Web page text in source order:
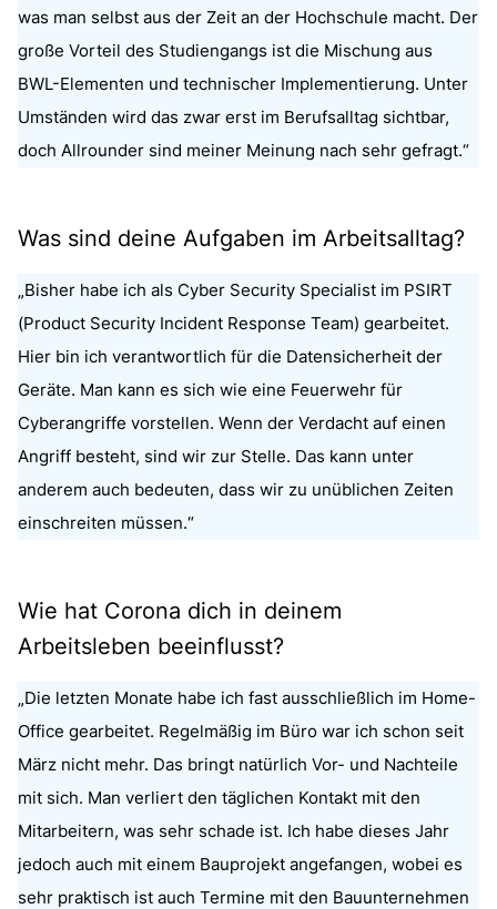
was man selbst aus der Zeit an der Hochschule macht. Der
große Vorteil des Studiengangs ist die Mischung aus
BWL-Elementen und technischer Implementierung. Unter
Umständen wird das zwar erst im Berufsalltag sichtbar,
doch Allrounder sind meiner Meinung nach sehr gefragt.“
Was sind deine Aufgaben im Arbeitsalltag?
„Bisher habe ich als Cyber Security Specialist im PSIRT
(Product Security Incident Response Team) gearbeitet.
Hier bin ich verantwortlich für die Datensicherheit der
Geräte. Man kann es sich wie eine Feuerwehr für
Cyberangriffe vorstellen. Wenn der Verdacht auf einen
Angriff besteht, sind wir zur Stelle. Das kann unter
anderem auch bedeuten, dass wir zu unüblichen Zeiten
einschreiten müssen.“
Wie hat Corona dich in deinem
Arbeitsleben beeinflusst?
„Die letzten Monate habe ich fast ausschließlich im Home-
Office gearbeitet. Regelmäßig im Büro war ich schon seit
März nicht mehr. Das bringt natürlich Vor- und Nachteile
mit sich. Man verliert den täglichen Kontakt mit den
Mitarbeitern, was sehr schade ist. Ich habe dieses Jahr
jedoch auch mit einem Bauprojekt angefangen, wobei es
sehr praktisch ist auch Termine mit den Bauunternehmen